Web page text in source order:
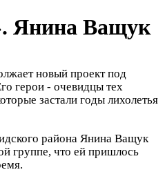
Янина Ващук
новый проект под
герои - очевидцы тех
застали годы лихолетья
района Янина Ващук
группе, что ей пришлось